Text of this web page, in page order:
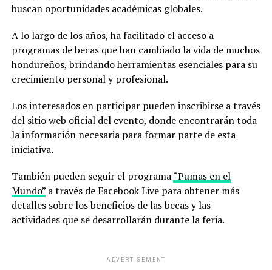
buscan oportunidades académicas globales.
A lo largo de los años, ha facilitado el acceso a
programas de becas que han cambiado la vida de muchos
hondureños, brindando herramientas esenciales para su
crecimiento personal y profesional.
Los interesados en participar pueden inscribirse a través
del sitio web oficial del evento, donde encontrarán toda
la información necesaria para formar parte de esta
iniciativa.
También pueden seguir el programa“Pumas en el
Mundo”a través de Facebook Live para obtener más
detalles sobre los beneficios de las becas y las
actividades que se desarrollarán durante la feria.
ADVERTISEMENT